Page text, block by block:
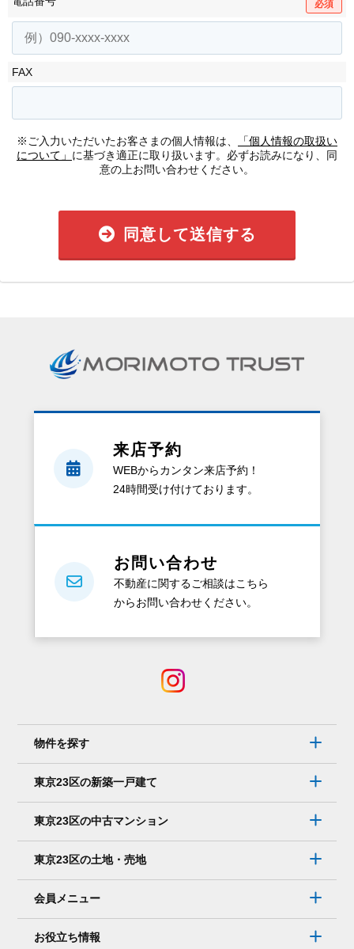
必須
FAX
※ご入力いただいたお客さまの個人情報は、
「個人情報の取扱い
について」 に基づき適正に取り扱います。必ずお読みになり、同
意の上お問い合わせください。
同意して送信する
来店予約
WEBからカンタン来店予約！
24時間受け付けております。
お問い合わせ
不動産に関するご相談はこちら
からお問い合わせください。
物件を探す
東京23区の新築一戸建て
東京23区の中古マンション
東京23区の土地・売地
会員メニュー
お役立ち情報